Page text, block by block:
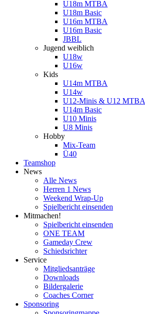
U18m MTBA
U18m Basic
U16m MTBA
U16m Basic
JBBL
Jugend weiblich
U18w
U16w
Kids
U14m MTBA
U14w
U12-Minis & U12 MTBA
U14m Basic
U10 Minis
U8 Minis
Hobby
Mix-Team
Ü40
Teamshop
News
Alle News
Herren 1 News
Weekend Wrap-Up
Spielbericht einsenden
Mitmachen!
Spielbericht einsenden
ONE TEAM
Gameday Crew
Schiedsrichter
Service
Mitgliedsanträge
Downloads
Bildergalerie
Coaches Corner
Sponsoring